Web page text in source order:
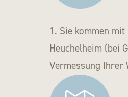
1. Sie kommen
Heuchelheim (bei
Vermessung Ihrer